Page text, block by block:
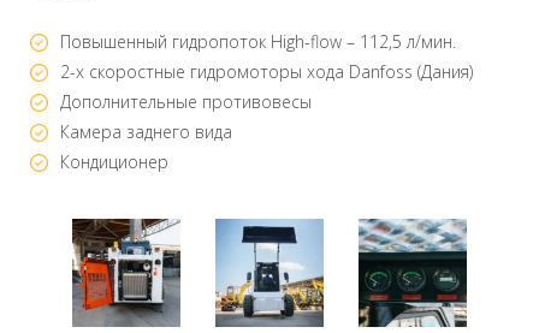
Повышенный гидропоток High-flow – 112,5 л/мин.
2-х скоростные гидромоторы хода Danfoss (Дания)
Дополнительные противовесы
Камера заднего вида
Кондиционер